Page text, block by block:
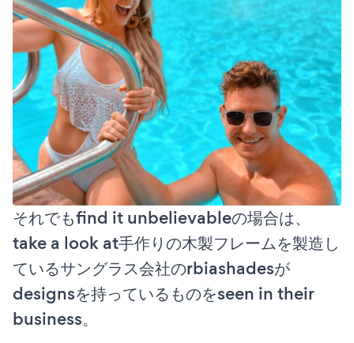
それでもfind it unbelievableの場合は、
take a look at手作りの木製フレームを製造し
ているサングラス会社のrbiashadesが
designsを持っているものをseen in their
business。